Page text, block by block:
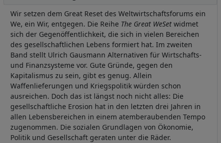
Wir setzen dem Great Reset des Weltwirtschaftsforums ein
We, ein Wir, entgegen. Die Reihe The Great WeSet widmet
sich der Gegenöffentlichkeit, die sich in vielen Bereichen
des gesellschaftlichen Lebens formiert hat. Im zweiten
Band stellt Ulrich Gausmann Alternativen für Wirtschafts-
und Finanzsysteme vor. Gute Gründe, gegen den
Kapitalismus zu sein, gibt es genug. Allein
Waffenlieferungen und Kriegspolitik würden schon
ausreichen. Doch das ist längst noch nicht alles: Die
gesellschaftliche Erosion hat in den letzten drei Jahren in
allen Lebensbereichen in einem atemberaubenden Tempo
zugenommen. Die sozialen Grundlagen von Ökonomie,
Politik und Gesellschaft geraten unter die Räder.